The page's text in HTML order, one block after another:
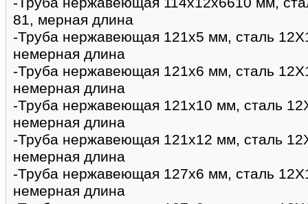
81, мерная длина
-Труба нержавеющая 121х5 мм, сталь
немерная длина
-Труба нержавеющая 121х6 мм, сталь
немерная длина
-Труба нержавеющая 121х10 мм, сталь
немерная длина
-Труба нержавеющая 121х12 мм, сталь
немерная длина
-Труба нержавеющая 127х6 мм, сталь
немерная длина